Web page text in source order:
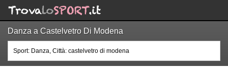
Danza a Castelvetro Di Modena